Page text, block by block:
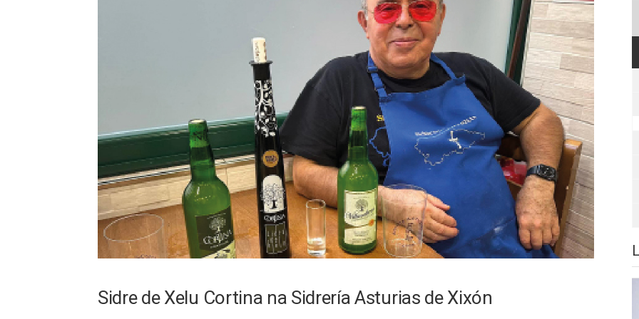
Sidre de Xelu Cortina na Sidrería Asturias de Xixón